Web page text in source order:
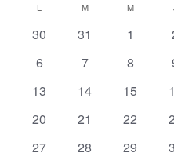
Calendrier
de
Évènements
L M M
0
30
0
31
0
1
0
6
0
7
0
8
0
13
0
14
0
15
0
0
20
0
21
0
22
0
0
27
0
28
0
29
0